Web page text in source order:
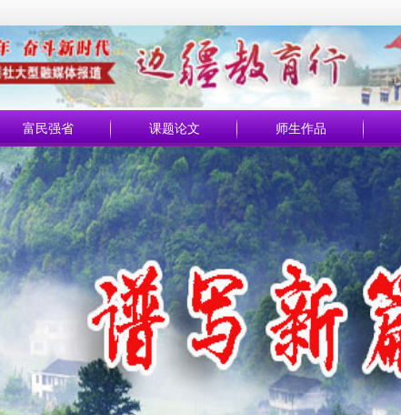
富民强省 课题论文 师生作品